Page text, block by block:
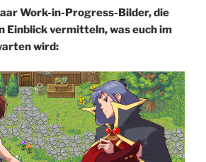
Work-in-Progress-Bilder, die
Einblick vermitteln, was euch im
wird: